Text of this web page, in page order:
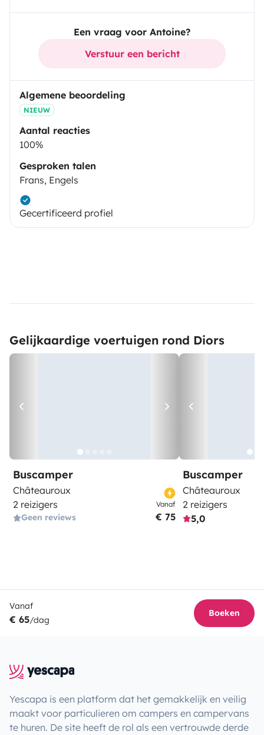
Een vraag voor Antoine?
Verstuur een bericht
Algemene beoordeling
NIEUW
Aantal reacties
100%
Gesproken talen
Frans, Engels
Gecertificeerd profiel
Gelijkaardige voertuigen rond Diors
Buscamper
Châteauroux
2 reizigers
Geen reviews
Vanaf
€ 75
Buscamper
Châteauroux
2 reizigers
5,0
Vanaf
€ 65/dag
Boeken
Yescapa is een platform dat het gemakkelijk en veilig
maakt voor particulieren om campers en campervans
te huren. De site heeft de rol als een vertrouwde derde